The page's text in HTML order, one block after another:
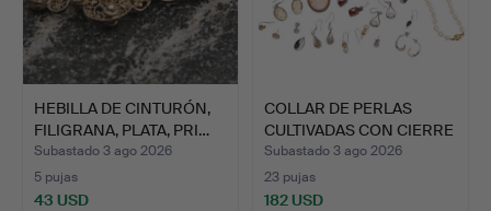
HEBILLA DE CINTURÓN,
FILIGRANA, PLATA, PRI…
Subastado 3 ago 2026
5 pujas
43 USD
COLLAR DE PERLAS
CULTIVADAS CON CIERRE
DE …
Subastado 3 ago 2026
23 pujas
182 USD